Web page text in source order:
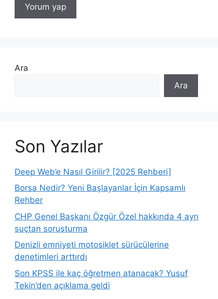
Ara
Ara
Son Yazılar
Deep Web’e Nasıl Girilir? [2025 Rehberi]
Borsa Nedir? Yeni Başlayanlar İçin Kapsamlı
Rehber
CHP Genel Başkanı Özgür Özel hakkında 4 ayrı
suçtan soruşturma
Denizli emniyeti motosiklet sürücülerine
denetimleri arttırdı
Son KPSS ile kaç öğretmen atanacak? Yusuf
Tekin’den açıklama geldi